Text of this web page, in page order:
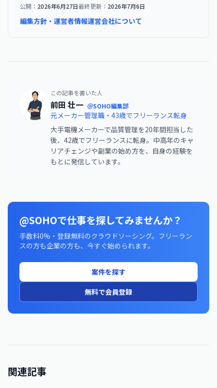
公開： 2026年6月27日最終更新： 2026年7月6日
編集方針・運営者情報運営会社について
この記事を書いた人
前田 壮一 ＠SOHO編集部
元メーカー管理職・43歳でフリーランス転身
大手電機メーカーで品質管理を20年間担当した
後、42歳でフリーランスに転身。中高年のキャ
リアチェンジや副業の始め方を、自身の経験を
もとに発信しています。
@SOHOで仕事を探してみませんか？
手数料0%・登録無料のクラウドソーシング。フリーラン
スの方も企業の方も、今すぐ始められます。
案件を探す
無料で会員登録
関連記事